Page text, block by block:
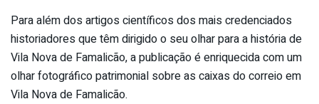
Para além dos artigos científicos dos mais credenciados
historiadores que têm dirigido o seu olhar para a história de
Vila Nova de Famalicão, a publicação é enriquecida com um
olhar fotográfico patrimonial sobre as caixas do correio em
Vila Nova de Famalicão.